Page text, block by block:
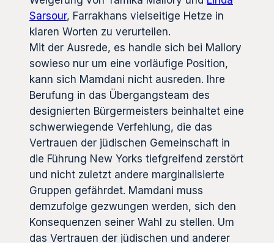
Sarsour, Farrakhans vielseitige Hetze in
klaren Worten zu verurteilen.
Mit der Ausrede, es handle sich bei Mallory
sowieso nur um eine vorläufige Position,
kann sich Mamdani nicht ausreden. Ihre
Berufung in das Übergangsteam des
designierten Bürgermeisters beinhaltet eine
schwerwiegende Verfehlung, die das
Vertrauen der jüdischen Gemeinschaft in
die Führung New Yorks tiefgreifend zerstört
und nicht zuletzt andere marginalisierte
Gruppen gefährdet. Mamdani muss
demzufolge gezwungen werden, sich den
Konsequenzen seiner Wahl zu stellen. Um
das Vertrauen der jüdischen und anderer